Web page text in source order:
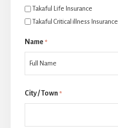
Takaful Life Insurance
Takaful Critical illness Insurance
Name *
City / Town *